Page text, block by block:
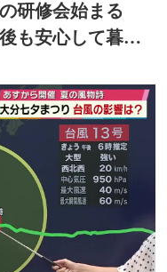
の研修会始まる
も安心して暮ら